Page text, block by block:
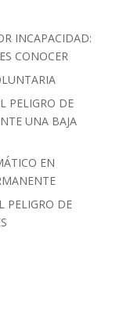
INCAPACIDAD:
CONOCER
PELIGRO DE
UNA BAJA
EN
PELIGRO DE